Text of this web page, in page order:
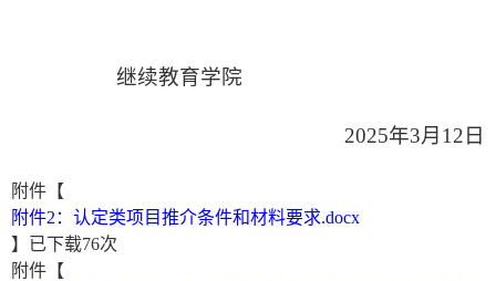
继续教育学院
2025年3月12日
附件【
附件2：认定类项目推介条件和材料要求.docx
】已下载76次
附件【